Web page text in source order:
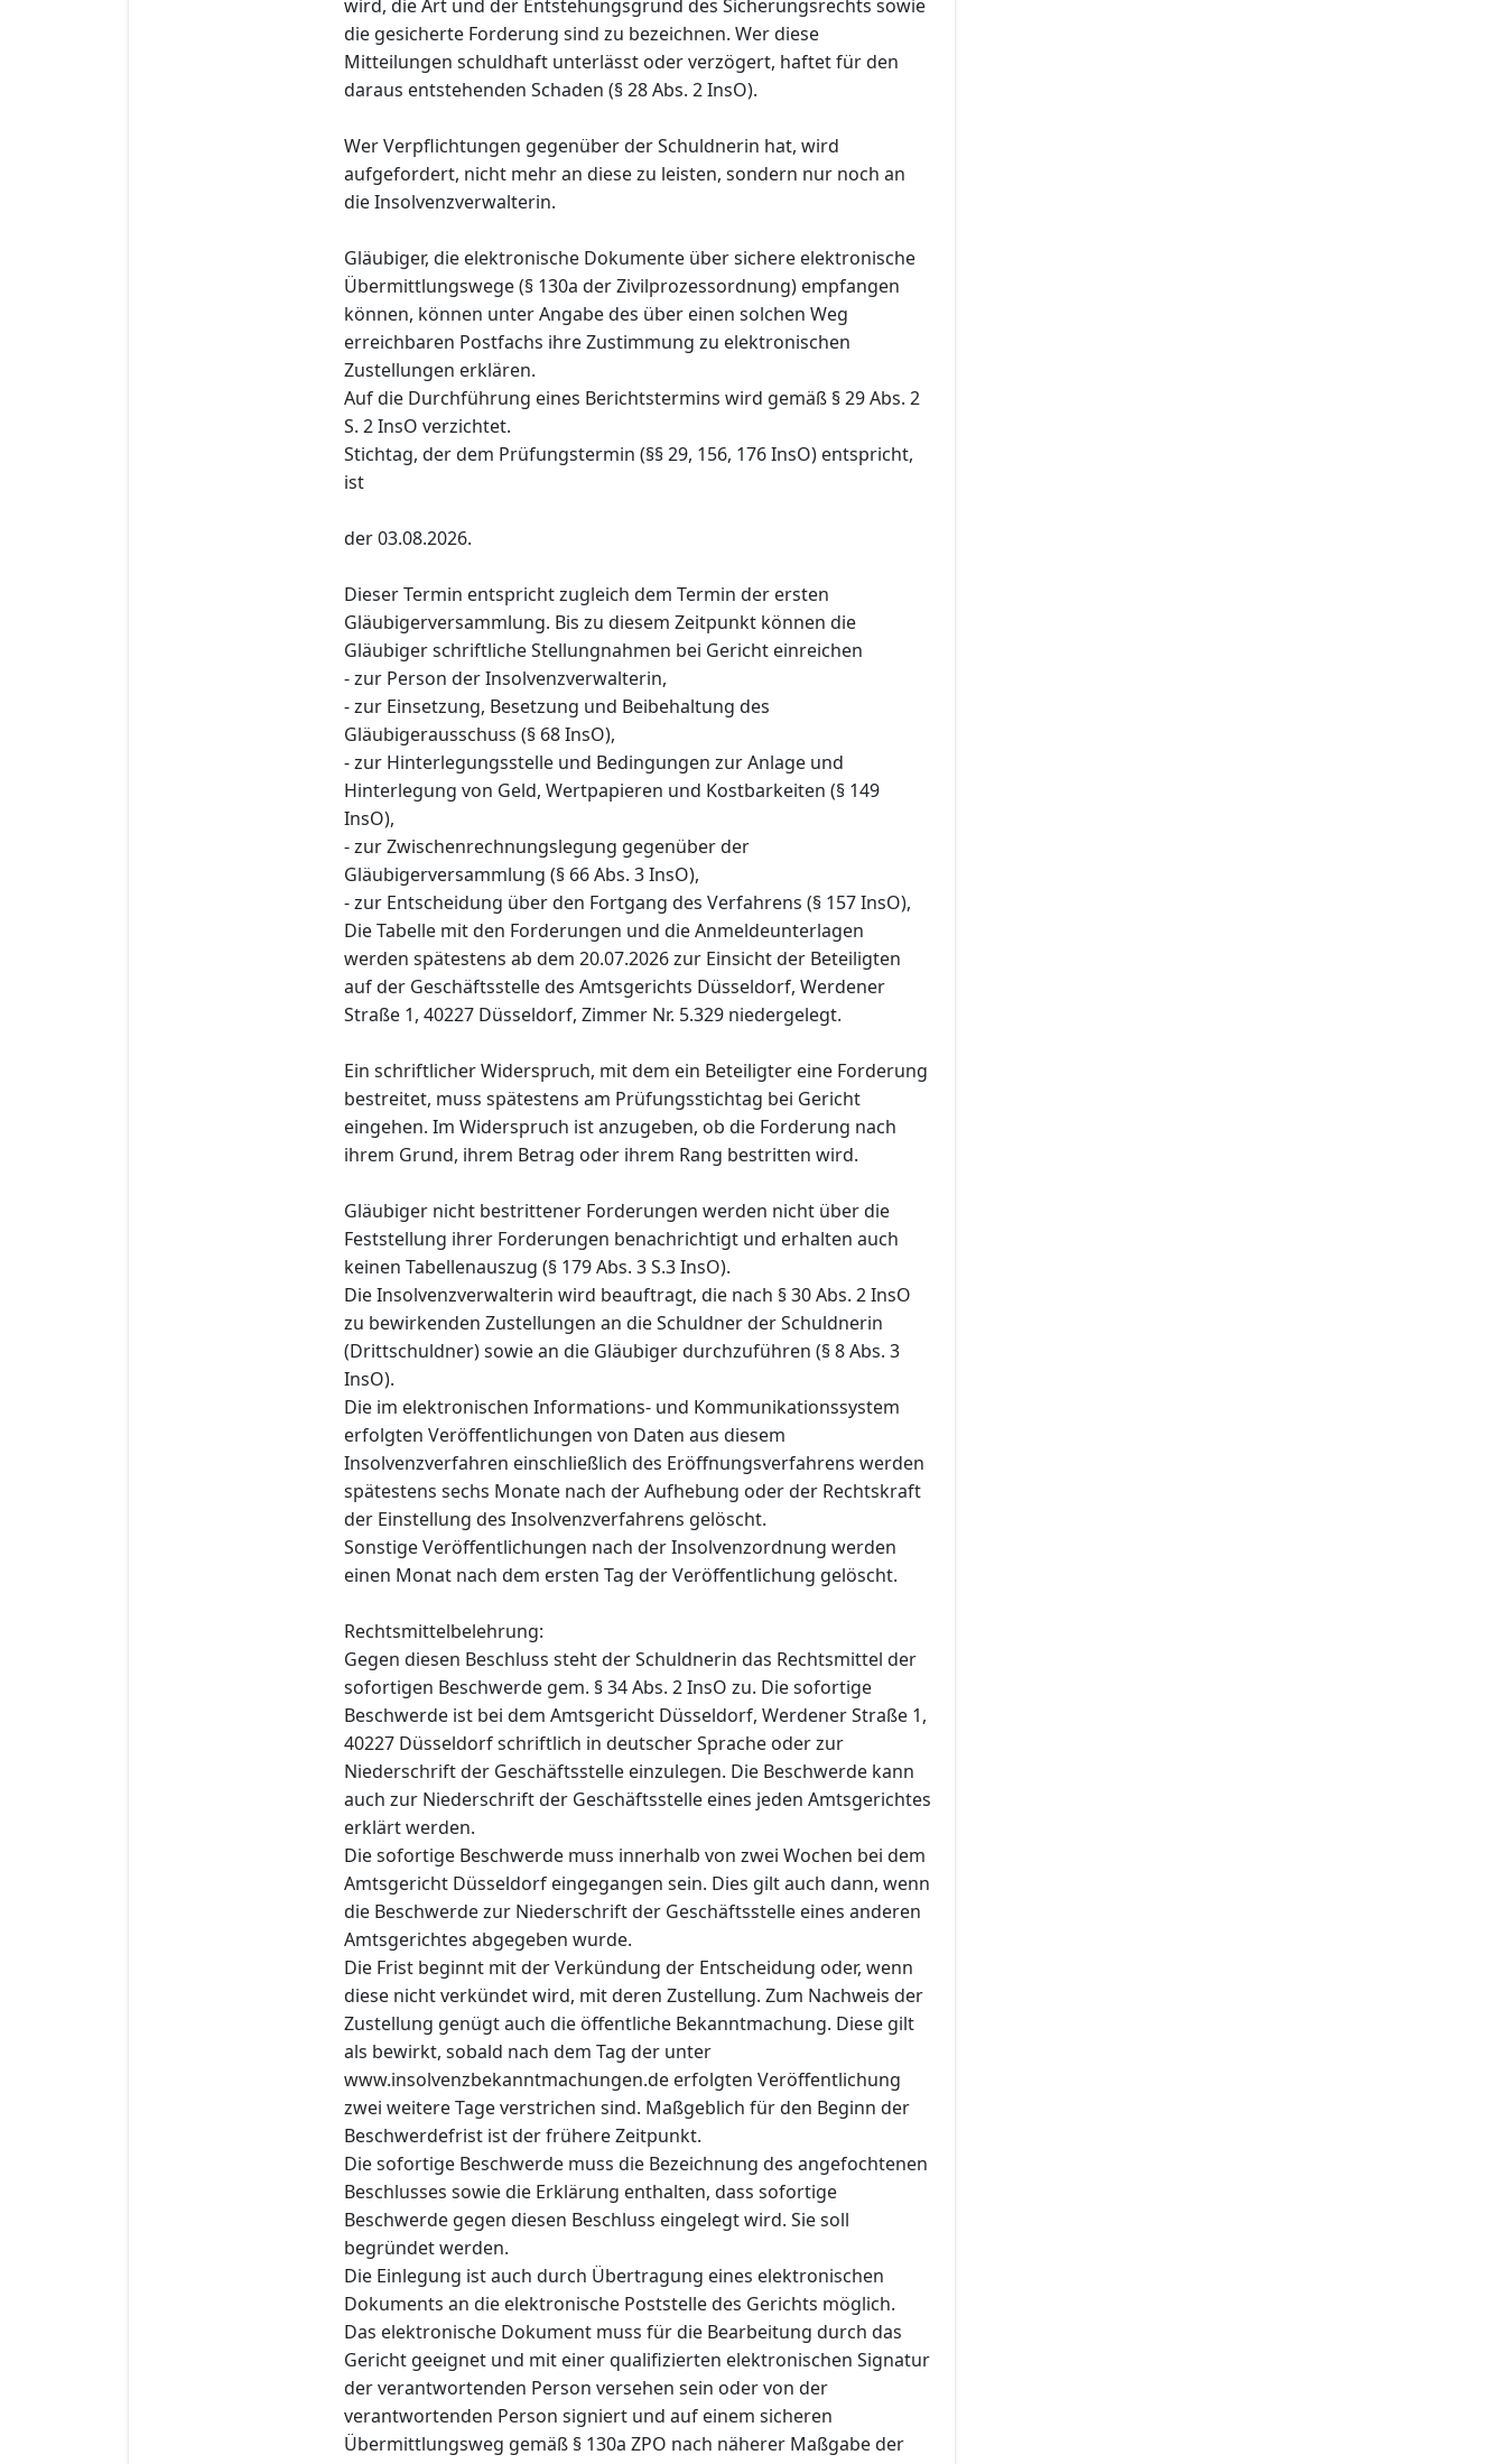
wird, die Art und der Entstehungsgrund des Sicherungsrechts sowie
die gesicherte Forderung sind zu bezeichnen. Wer diese
Mitteilungen schuldhaft unterlässt oder verzögert, haftet für den
daraus entstehenden Schaden (§ 28 Abs. 2 InsO).
Wer Verpflichtungen gegenüber der Schuldnerin hat, wird
aufgefordert, nicht mehr an diese zu leisten, sondern nur noch an
die Insolvenzverwalterin.
Gläubiger, die elektronische Dokumente über sichere elektronische
Übermittlungswege (§ 130a der Zivilprozessordnung) empfangen
können, können unter Angabe des über einen solchen Weg
erreichbaren Postfachs ihre Zustimmung zu elektronischen
Zustellungen erklären.
Auf die Durchführung eines Berichtstermins wird gemäß § 29 Abs. 2
S. 2 InsO verzichtet.
Stichtag, der dem Prüfungstermin (§§ 29, 156, 176 InsO) entspricht,
ist
der 03.08.2026.
Dieser Termin entspricht zugleich dem Termin der ersten
Gläubigerversammlung. Bis zu diesem Zeitpunkt können die
Gläubiger schriftliche Stellungnahmen bei Gericht einreichen
- zur Person der Insolvenzverwalterin,
- zur Einsetzung, Besetzung und Beibehaltung des
Gläubigerausschuss (§ 68 InsO),
- zur Hinterlegungsstelle und Bedingungen zur Anlage und
Hinterlegung von Geld, Wertpapieren und Kostbarkeiten (§ 149
InsO),
- zur Zwischenrechnungslegung gegenüber der
Gläubigerversammlung (§ 66 Abs. 3 InsO),
- zur Entscheidung über den Fortgang des Verfahrens (§ 157 InsO),
Die Tabelle mit den Forderungen und die Anmeldeunterlagen
werden spätestens ab dem 20.07.2026 zur Einsicht der Beteiligten
auf der Geschäftsstelle des Amtsgerichts Düsseldorf, Werdener
Straße 1, 40227 Düsseldorf, Zimmer Nr. 5.329 niedergelegt.
Ein schriftlicher Widerspruch, mit dem ein Beteiligter eine Forderung
bestreitet, muss spätestens am Prüfungsstichtag bei Gericht
eingehen. Im Widerspruch ist anzugeben, ob die Forderung nach
ihrem Grund, ihrem Betrag oder ihrem Rang bestritten wird.
Gläubiger nicht bestrittener Forderungen werden nicht über die
Feststellung ihrer Forderungen benachrichtigt und erhalten auch
keinen Tabellenauszug (§ 179 Abs. 3 S.3 InsO).
Die Insolvenzverwalterin wird beauftragt, die nach § 30 Abs. 2 InsO
zu bewirkenden Zustellungen an die Schuldner der Schuldnerin
(Drittschuldner) sowie an die Gläubiger durchzuführen (§ 8 Abs. 3
InsO).
Die im elektronischen Informations- und Kommunikationssystem
erfolgten Veröffentlichungen von Daten aus diesem
Insolvenzverfahren einschließlich des Eröffnungsverfahrens werden
spätestens sechs Monate nach der Aufhebung oder der Rechtskraft
der Einstellung des Insolvenzverfahrens gelöscht.
Sonstige Veröffentlichungen nach der Insolvenzordnung werden
einen Monat nach dem ersten Tag der Veröffentlichung gelöscht.
Rechtsmittelbelehrung:
Gegen diesen Beschluss steht der Schuldnerin das Rechtsmittel der
sofortigen Beschwerde gem. § 34 Abs. 2 InsO zu. Die sofortige
Beschwerde ist bei dem Amtsgericht Düsseldorf, Werdener Straße 1,
40227 Düsseldorf schriftlich in deutscher Sprache oder zur
Niederschrift der Geschäftsstelle einzulegen. Die Beschwerde kann
auch zur Niederschrift der Geschäftsstelle eines jeden Amtsgerichtes
erklärt werden.
Die sofortige Beschwerde muss innerhalb von zwei Wochen bei dem
Amtsgericht Düsseldorf eingegangen sein. Dies gilt auch dann, wenn
die Beschwerde zur Niederschrift der Geschäftsstelle eines anderen
Amtsgerichtes abgegeben wurde.
Die Frist beginnt mit der Verkündung der Entscheidung oder, wenn
diese nicht verkündet wird, mit deren Zustellung. Zum Nachweis der
Zustellung genügt auch die öffentliche Bekanntmachung. Diese gilt
als bewirkt, sobald nach dem Tag der unter
www.insolvenzbekanntmachungen.de erfolgten Veröffentlichung
zwei weitere Tage verstrichen sind. Maßgeblich für den Beginn der
Beschwerdefrist ist der frühere Zeitpunkt.
Die sofortige Beschwerde muss die Bezeichnung des angefochtenen
Beschlusses sowie die Erklärung enthalten, dass sofortige
Beschwerde gegen diesen Beschluss eingelegt wird. Sie soll
begründet werden.
Die Einlegung ist auch durch Übertragung eines elektronischen
Dokuments an die elektronische Poststelle des Gerichts möglich.
Das elektronische Dokument muss für die Bearbeitung durch das
Gericht geeignet und mit einer qualifizierten elektronischen Signatur
der verantwortenden Person versehen sein oder von der
verantwortenden Person signiert und auf einem sicheren
Übermittlungsweg gemäß § 130a ZPO nach näherer Maßgabe der